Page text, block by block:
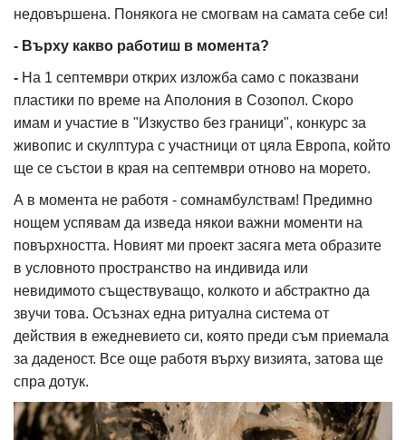
недовършена. Понякога не смогвам на самата себе си!
- Върху какво работиш в момента?
- На 1 септември открих изложба само с показвани
пластики по време на Аполония в Созопол. Скоро
имам и участие в "Изкуство без граници", конкурс за
живопис и скулптура с участници от цяла Европа, който
ще се състои в края на септември отново на морето.
А в момента не работя - сомнамбулствам! Предимно
нощем успявам да изведа някои важни моменти на
повърхността. Новият ми проект засяга мета образите
в условното пространство на индивида или
невидимото съществуващо, колкото и абстрактно да
звучи това. Осъзнах една ритуална система от
действия в ежедневието си, която преди съм приемала
за даденост. Все още работя върху визията, затова ще
спра дотук.